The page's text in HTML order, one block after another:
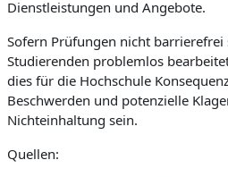
Dienstleistungen und Angebote.
Sofern Prüfungen nicht
Studierenden problemlos
dies für die Hochschule
Beschwerden und potenzielle
Nichteinhaltung sein.
Quellen: